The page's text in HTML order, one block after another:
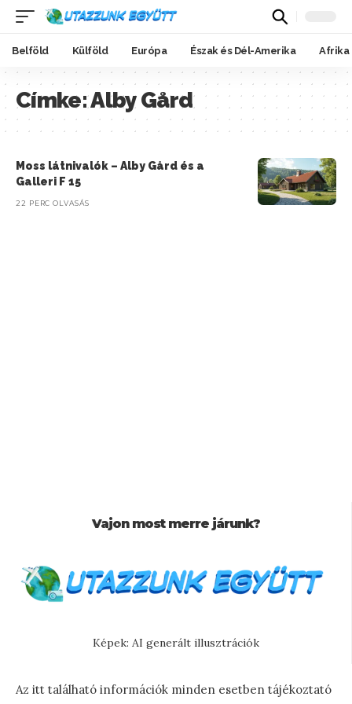
Belföld Külföld Európa Észak és Dél-Amerika Afrika
Címke:Alby Gård
Moss látnivalók – Alby Gård és a
Galleri F 15
22 PERC OLVASÁS
Vajon most merre járunk?
Képek: AI generált illusztrációk
Az itt található információk minden esetben tájékoztató